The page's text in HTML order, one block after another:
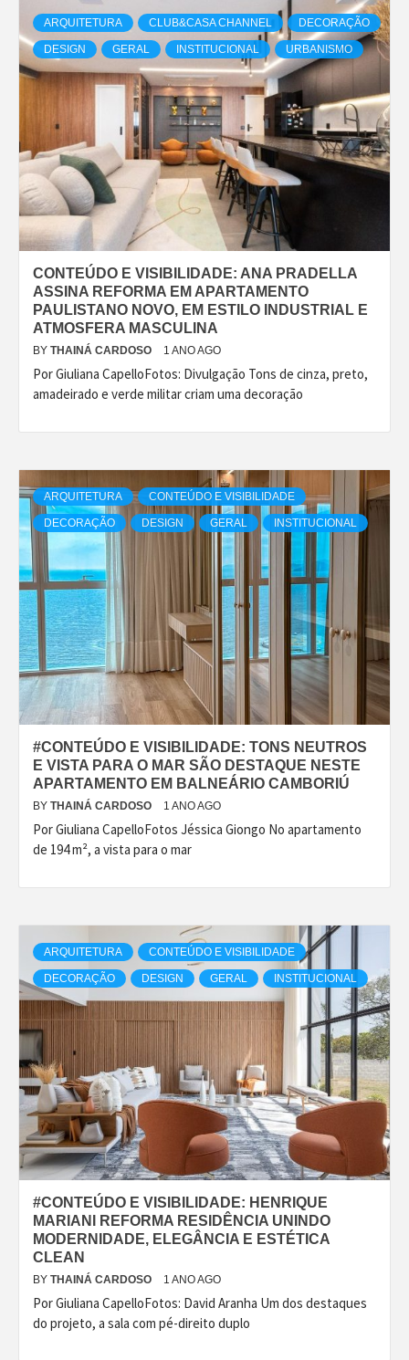
ARQUITETURA CLUB&CASA CHANNEL DECORAÇÃO
DESIGN GERAL INSTITUCIONAL URBANISMO
CONTEÚDO E VISIBILIDADE: ANA PRADELLA
ASSINA REFORMA EM APARTAMENTO
PAULISTANO NOVO, EM ESTILO INDUSTRIAL E
ATMOSFERA MASCULINA
BY THAINÁ CARDOSO 1 ANO AGO
Por Giuliana CapelloFotos: Divulgação Tons de cinza, preto,
amadeirado e verde militar criam uma decoração
ARQUITETURA CONTEÚDO E VISIBILIDADE
DECORAÇÃO DESIGN GERAL INSTITUCIONAL
#CONTEÚDO E VISIBILIDADE: TONS NEUTROS
E VISTA PARA O MAR SÃO DESTAQUE NESTE
APARTAMENTO EM BALNEÁRIO CAMBORIÚ
BY THAINÁ CARDOSO 1 ANO AGO
Por Giuliana CapelloFotos Jéssica Giongo No apartamento
de 194 m², a vista para o mar
ARQUITETURA CONTEÚDO E VISIBILIDADE
DECORAÇÃO DESIGN GERAL INSTITUCIONAL
#CONTEÚDO E VISIBILIDADE: HENRIQUE
MARIANI REFORMA RESIDÊNCIA UNINDO
MODERNIDADE, ELEGÂNCIA E ESTÉTICA
CLEAN
BY THAINÁ CARDOSO 1 ANO AGO
Por Giuliana CapelloFotos: David Aranha Um dos destaques
do projeto, a sala com pé-direito duplo